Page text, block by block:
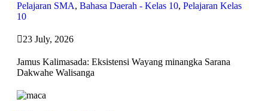
Pelajaran SMA, Bahasa Daerah - Kelas 10, Pelajaran Kelas
10
23 July, 2026
Jamus Kalimasada: Eksistensi Wayang minangka Sarana
Dakwahe Walisanga